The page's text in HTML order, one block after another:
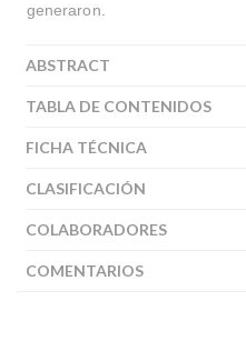
generaron.
ABSTRACT
TABLA DE CONTENIDOS
FICHA TÉCNICA
CLASIFICACIÓN
COLABORADORES
COMENTARIOS